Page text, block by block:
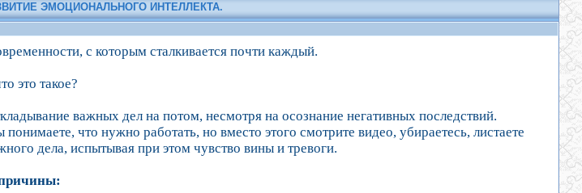
ЭМОЦИОНАЛЬНОГО ИНТЕЛЛЕКТА.
с которым сталкивается почти каждый.
это такое?
важных дел на потом, несмотря на осознание негативных последствий.
понимаете, что нужно работать, но вместо этого смотрите видео, убираетесь, листаете
дела, испытывая при этом чувство вины и тревоги.